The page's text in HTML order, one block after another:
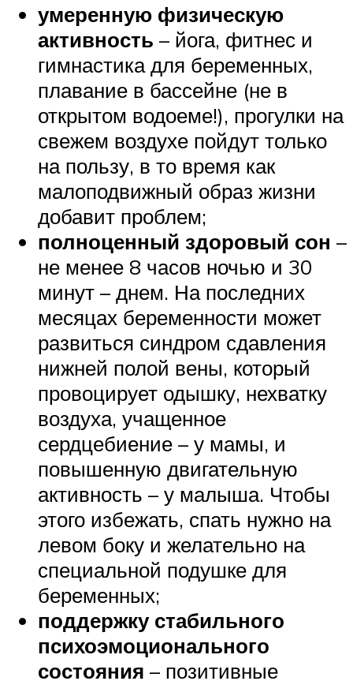
умеренную физическую
активность – йога, фитнес и
гимнастика для беременных,
плавание в бассейне (не в
открытом водоеме!), прогулки на
свежем воздухе пойдут только
на пользу, в то время как
малоподвижный образ жизни
добавит проблем;
полноценный здоровый сон –
не менее 8 часов ночью и 30
минут – днем. На последних
месяцах беременности может
развиться синдром сдавления
нижней полой вены, который
провоцирует одышку, нехватку
воздуха, учащенное
сердцебиение – у мамы, и
повышенную двигательную
активность – у малыша. Чтобы
этого избежать, спать нужно на
левом боку и желательно на
специальной подушке для
беременных;
поддержку стабильного
психоэмоционального
состояния – позитивные